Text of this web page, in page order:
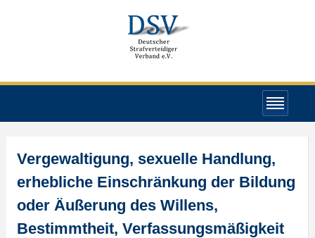
Vergewaltigung, sexuelle Handlung,
erhebliche Einschränkung der Bildung
oder Äußerung des Willens,
Bestimmtheit, Verfassungsmäßigkeit